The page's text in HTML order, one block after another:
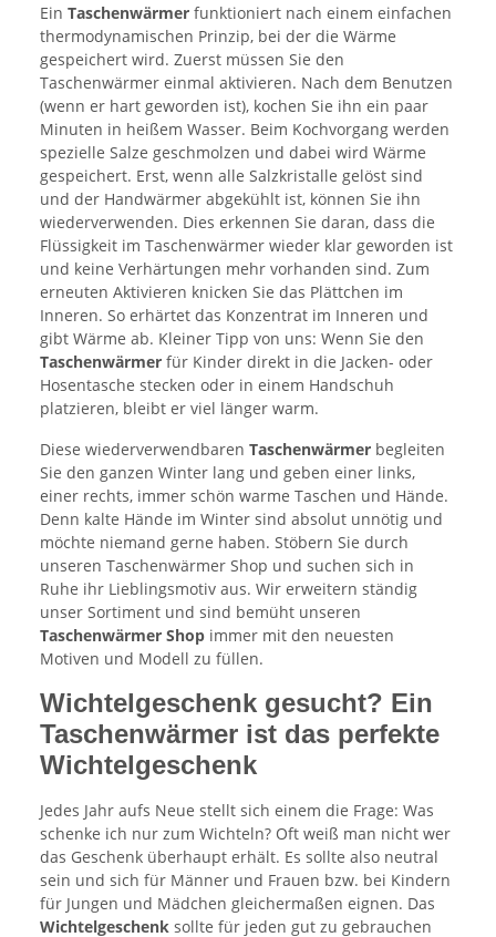
Ein Taschenwärmer funktioniert nach einem einfachen
thermodynamischen Prinzip, bei der die Wärme
gespeichert wird. Zuerst müssen Sie den
Taschenwärmer einmal aktivieren. Nach dem Benutzen
(wenn er hart geworden ist), kochen Sie ihn ein paar
Minuten in heißem Wasser. Beim Kochvorgang werden
spezielle Salze geschmolzen und dabei wird Wärme
gespeichert. Erst, wenn alle Salzkristalle gelöst sind
und der Handwärmer abgekühlt ist, können Sie ihn
wiederverwenden. Dies erkennen Sie daran, dass die
Flüssigkeit im Taschenwärmer wieder klar geworden ist
und keine Verhärtungen mehr vorhanden sind. Zum
erneuten Aktivieren knicken Sie das Plättchen im
Inneren. So erhärtet das Konzentrat im Inneren und
gibt Wärme ab. Kleiner Tipp von uns: Wenn Sie den
Taschenwärmer für Kinder direkt in die Jacken- oder
Hosentasche stecken oder in einem Handschuh
platzieren, bleibt er viel länger warm.
Diese wiederverwendbaren Taschenwärmer begleiten
Sie den ganzen Winter lang und geben einer links,
einer rechts, immer schön warme Taschen und Hände.
Denn kalte Hände im Winter sind absolut unnötig und
möchte niemand gerne haben. Stöbern Sie durch
unseren Taschenwärmer Shop und suchen sich in
Ruhe ihr Lieblingsmotiv aus. Wir erweitern ständig
unser Sortiment und sind bemüht unseren
Taschenwärmer Shop immer mit den neuesten
Motiven und Modell zu füllen.
Wichtelgeschenk gesucht? Ein
Taschenwärmer ist das perfekte
Wichtelgeschenk
Jedes Jahr aufs Neue stellt sich einem die Frage: Was
schenke ich nur zum Wichteln? Oft weiß man nicht wer
das Geschenk überhaupt erhält. Es sollte also neutral
sein und sich für Männer und Frauen bzw. bei Kindern
für Jungen und Mädchen gleichermaßen eignen. Das
Wichtelgeschenk sollte für jeden gut zu gebrauchen